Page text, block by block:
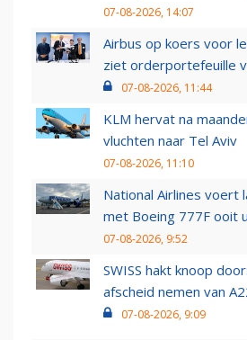
07-08-2026, 14:07
Airbus op koers voor
ziet orderportefeuille
07-08-2026, 11:44
KLM hervat na
vluchten naar Tel Aviv
07-08-2026, 11:10
National Airlines voert
met Boeing 777F ooit
07-08-2026, 9:52
SWISS hakt knoop
afscheid nemen van
07-08-2026, 9:09